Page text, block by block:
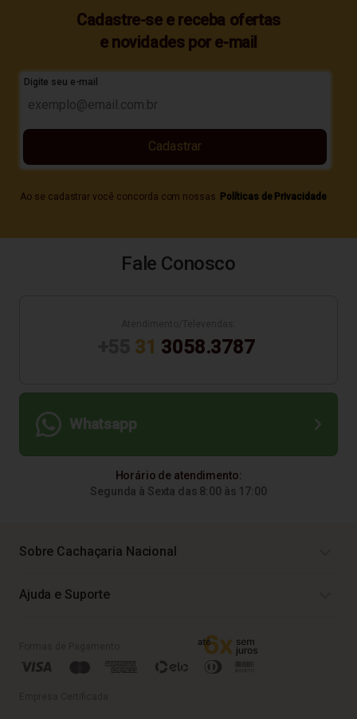
Cadastre-se e receba ofertas
e novidades por e-mail
Digite seu e-mail
Ao se cadastrar você concorda com nossas Políticas de Privacidade
Cadastrar
Fale Conosco
31 3058.3787
Whatsapp
Horário de atendimento:
Segunda à Sexta das 8:00 às 17:00
Sobre Cachaçaria Nacional
Ajuda e Suporte